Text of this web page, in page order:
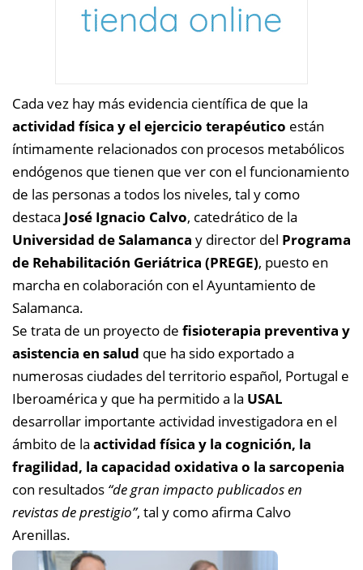
Cada vez hay más evidencia científica de que la
actividad física y el ejercicio terapéutico están
íntimamente relacionados con procesos metabólicos
endógenos que tienen que ver con el funcionamiento
de las personas a todos los niveles, tal y como
destaca José Ignacio Calvo, catedrático de la
Universidad de Salamanca y director del Programa
de Rehabilitación Geriátrica (PREGE), puesto en
marcha en colaboración con el Ayuntamiento de
Salamanca.
Se trata de un proyecto de fisioterapia preventiva y
asistencia en salud que ha sido exportado a
numerosas ciudades del territorio español, Portugal e
Iberoamérica y que ha permitido a la USAL
desarrollar importante actividad investigadora en el
ámbito de la actividad física y la cognición, la
fragilidad, la capacidad oxidativa o la sarcopenia
con resultados “de gran impacto publicados en
revistas de prestigio”, tal y como afirma Calvo
Arenillas.